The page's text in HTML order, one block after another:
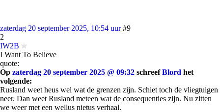
zaterdag 20 september 2025, 10:54 uur #9
2
IW2B
I Want To Believe
quote:
Op zaterdag 20 september 2025 @ 09:32 schreefBlord het
volgende:
Rusland weet heus wel wat de grenzen zijn. Schiet toch de vliegtuigen
neer. Dan weet Rusland meteen wat de consequenties zijn. Nu zitten
we weer met een wellus nietus verhaal.